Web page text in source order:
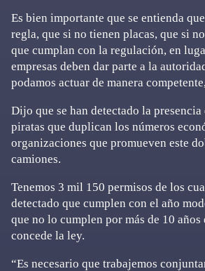
Es bien importante que se entienda
regla, que si no tienen placas, que si
que cumplan con la regulación, en
empresas deben dar parte a la
podamos actuar de manera
Dijo que se han detectado la
piratas que duplican los números
organizaciones que promueven este
camiones.
Tenemos 3 mil 150 permisos de los
detectado que cumplen con el año
que no lo cumplen por más de 10 años
concede la ley.
“Es necesario que trabajemos